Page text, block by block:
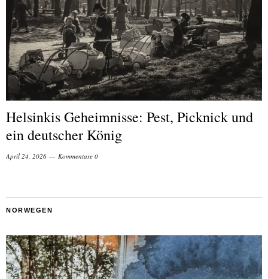
Helsinkis Geheimnisse: Pest, Picknick und
ein deutscher König
April 24, 2026 Kommentare 0
NORWEGEN